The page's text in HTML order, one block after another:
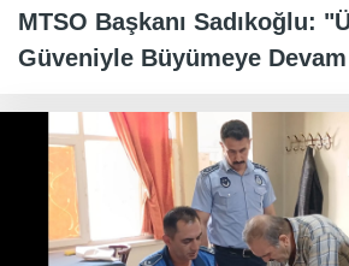
MTSO Başkanı Sadıkoğlu:
Güveniyle Büyümeye